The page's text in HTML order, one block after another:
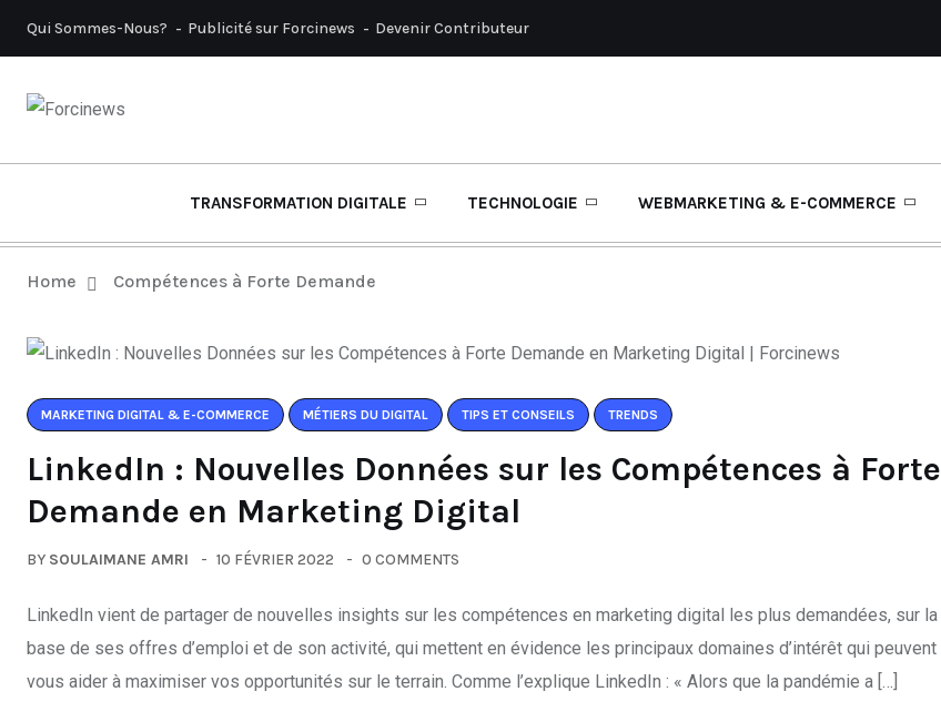
Qui Sommes-Nous? Publicité sur Forcinews Devenir Contributeur
TRANSFORMATION DIGITALE TECHNOLOGIE WEBMARKETING & E-COMMERCE
Home Compétences à Forte Demande
MARKETING DIGITAL & E-COMMERCE MÉTIERS DU DIGITAL TIPS ET CONSEILS TRENDS
LinkedIn : Nouvelles Données sur les Compétences à Forte
Demande en Marketing Digital
BY SOULAIMANE AMRI 10 FÉVRIER 2022 0 COMMENTS
LinkedIn vient de partager de nouvelles insights sur les compétences en marketing digital les plus demandées, sur la
base de ses offres d’emploi et de son activité, qui mettent en évidence les principaux domaines d’intérêt qui peuvent
vous aider à maximiser vos opportunités sur le terrain. Comme l’explique LinkedIn : « Alors que la pandémie a […]